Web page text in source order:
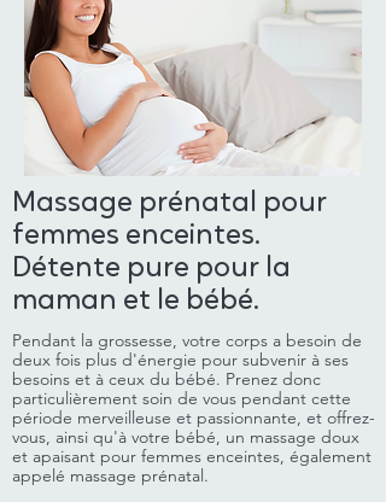
Massage prénatal pour
femmes enceintes.
Détente pure pour la
maman et le bébé.
Pendant la grossesse, votre corps a besoin de
deux fois plus d'énergie pour subvenir à ses
besoins et à ceux du bébé. Prenez donc
particulièrement soin de vous pendant cette
période merveilleuse et passionnante, et offrez-
vous, ainsi qu'à votre bébé, un massage doux
et apaisant pour femmes enceintes, également
appelé massage prénatal.